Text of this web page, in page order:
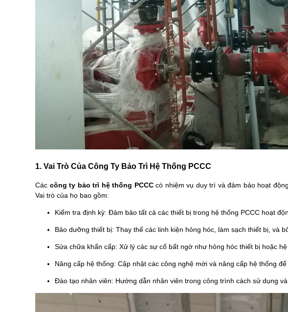
1. Vai Trò Của Công Ty Bảo Trì Hệ Thống PCCC
Các công ty bảo trì hệ thống PCCCcó nhiệm vụ duy trì và đảm bảo hoạt
Vai trò của họ bao gồm:
Kiểm tra định kỳ: Đảm bảo tất cả các thiết bị trong hệ thống PCCC hoạt
Bảo dưỡng thiết bị: Thay thế các linh kiện hỏng hóc, làm sạch thiết bị, và
Sửa chữa khẩn cấp: Xử lý các sự cố bất ngờ như hỏng hóc thiết bị hoặc hệ
Nâng cấp hệ thống: Cập nhật các công nghệ mới và nâng cấp hệ thống
Đào tạo nhân viên: Hướng dẫn nhân viên trong công trình cách sử dụng